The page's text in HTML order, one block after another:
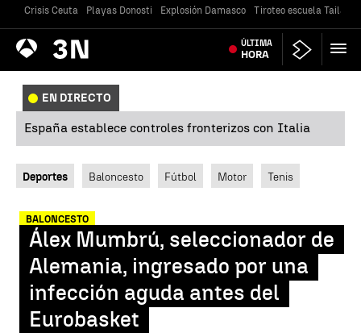
Crisis Ceuta Playas Donosti Explosión Damasco Tiroteo escuela
Antena
3 Noticias ÚLTIMA
HORA
EN DIRECTO
España establece controles fronterizos con Italia
Deportes Baloncesto Fútbol Motor Tenis
BALONCESTO
Álex Mumbrú, seleccionador de
Alemania, ingresado por una
infección aguda antes del
Eurobasket